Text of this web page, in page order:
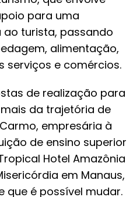
para uma
turista, passando
alimentação,
serviços e comércios.
de realização para
da trajetória de
empresária à
de ensino superior
Hotel Amazônia
em Manaus,
que é possível mudar.